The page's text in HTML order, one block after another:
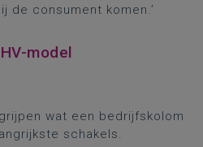
de consument komen.’
model
wat een bedrijfskolom
schakels.